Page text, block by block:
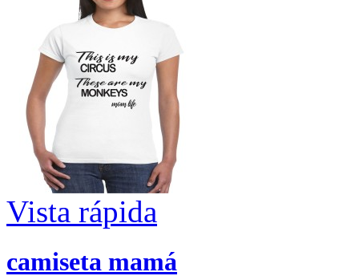
Vista rápida
camiseta mamá